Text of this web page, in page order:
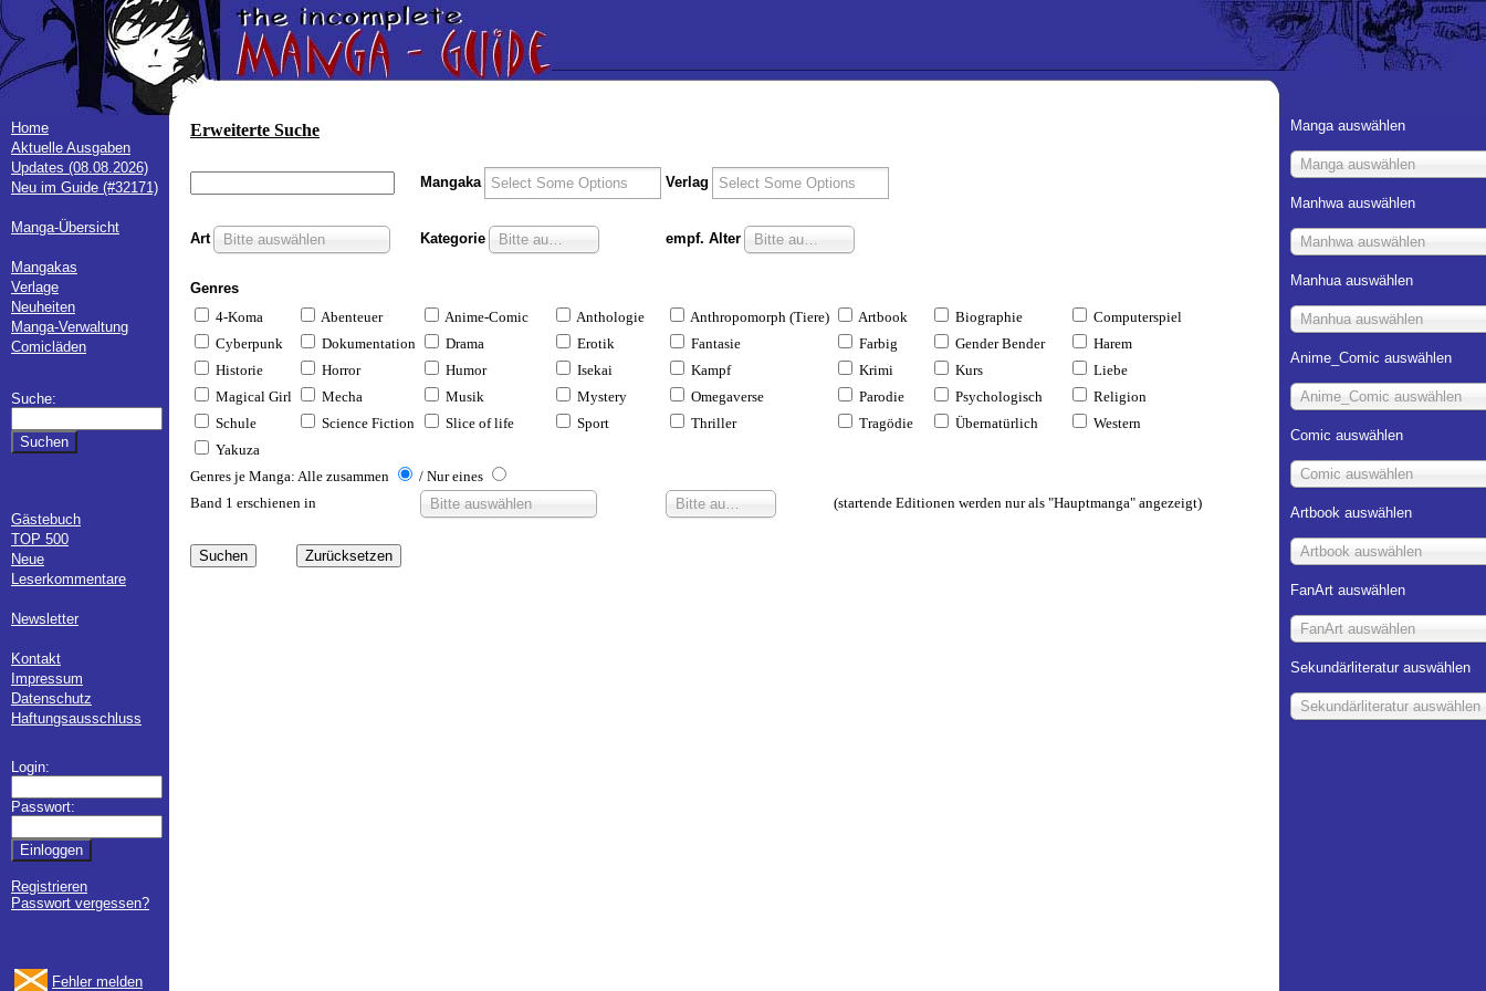
Home
Aktuelle Ausgaben
Updates (08.08.2026)
Neu im Guide (#32171)
Manga-Übersicht
Mangakas
Verlage
Neuheiten
Manga-Verwaltung
Comicläden
Suche:
Gästebuch
TOP 500
Neue
Leserkommentare
Newsletter
Kontakt
Impressum
Datenschutz
Haftungsausschluss
Login:
Passwort:
Registrieren
Passwort vergessen?
Fehler melden
Erweiterte Suche
Mangaka Verlag
Art Bitte auswählen Kategorie Bitte auswählen empf. Alter Bitte auswählen
Genres
4-Koma
Abenteuer Anime-Comic Anthologie Anthropomorph (Tiere) Artbook Biographie
Computerspiel
Cyberpunk
Dokumentation Drama Erotik Fantasie Farbig Gender Bender
Harem
Historie
Horror Humor Isekai Kampf Krimi Kurs
Liebe
Magical Girl
Mecha Musik Mystery Omegaverse Parodie Psychologisch
Religion
Schule
Science Fiction Slice of life Sport Thriller Tragödie Übernatürlich
Western
Yakuza
Genres je Manga: Alle zusammen
/ Nur eines
Band 1 erschienen in
Bitte auswählen Bitte auswählen (startende Editionen werden nur als "Hauptmanga" angezeigt)
Manga auswählen
Manga auswählen
Manhwa auswählen
Manhwa auswählen
Manhua auswählen
Manhua auswählen
Anime_Comic auswählen
Anime_Comic auswählen
Comic auswählen
Comic auswählen
Artbook auswählen
Artbook auswählen
FanArt auswählen
FanArt auswählen
Sekundärliteratur auswählen
Sekundärliteratur auswählen